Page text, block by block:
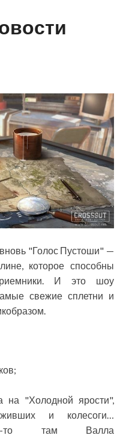
"Голос Пустоши" —
которое способны
И это шоу
свежие сплетни и
на "Холодной ярости",
и колесоги…
то там Валла